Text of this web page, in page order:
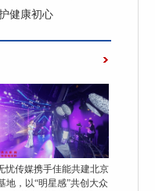
健康初心
忧传媒携手佳能共建北京
地，以“明星感”共创大众